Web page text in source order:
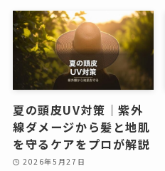
夏の頭皮UV対策｜紫外
線ダメージから髪と地肌
を守るケアをプロが解説
2026年5月27日